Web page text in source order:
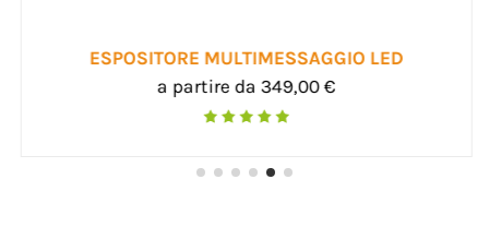
ESPOSITORE MULTIMESSAGGIO LED
a partire da 349,00 €